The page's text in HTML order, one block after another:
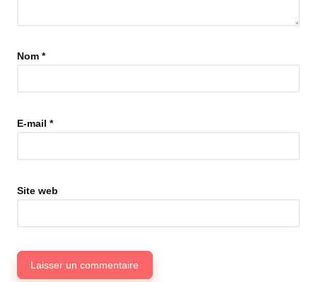
Nom *
E-mail *
Site web